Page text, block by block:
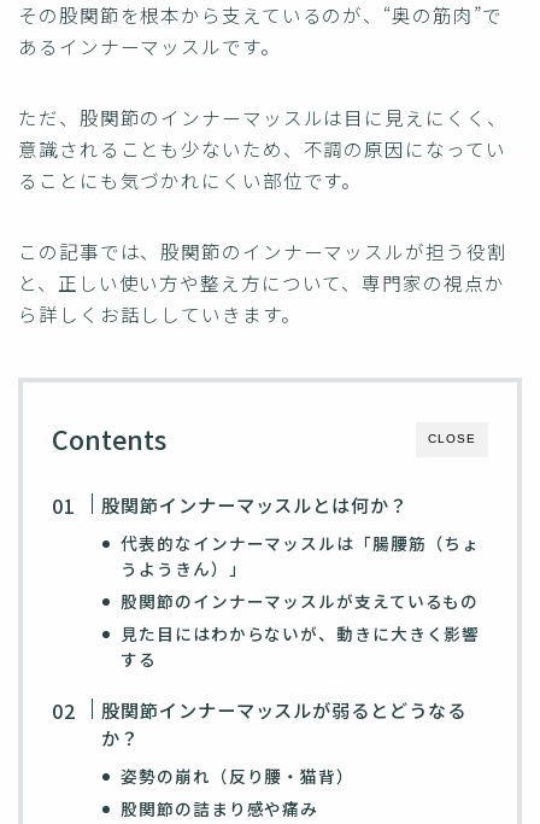
その股関節を根本から支えているのが、“奥の筋肉”で
あるインナーマッスルです。
ただ、股関節のインナーマッスルは目に見えにくく、
意識されることも少ないため、不調の原因になってい
ることにも気づかれにくい部位です。
この記事では、股関節のインナーマッスルが担う役割
と、正しい使い方や整え方について、専門家の視点か
ら詳しくお話ししていきます。
CLOSE
Contents
股関節インナーマッスルとは何か？
代表的なインナーマッスルは「腸腰筋（ちょ
うようきん）」
股関節のインナーマッスルが支えているもの
見た目にはわからないが、動きに大きく影響
する
股関節インナーマッスルが弱るとどうなる
か？
姿勢の崩れ（反り腰・猫背）
股関節の詰まり感や痛み